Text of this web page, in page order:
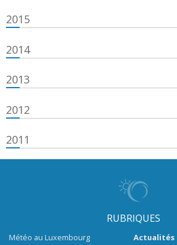
2015
2014
2013
2012
2011
RUBRIQUES
Météo au Luxembourg
Actualités